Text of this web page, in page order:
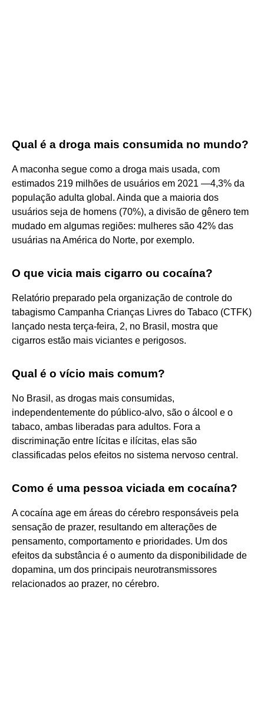
Qual é a droga mais consumida no mundo?
A maconha segue como a droga mais usada, com
estimados 219 milhões de usuários em 2021 —4,3% da
população adulta global. Ainda que a maioria dos
usuários seja de homens (70%), a divisão de gênero tem
mudado em algumas regiões: mulheres são 42% das
usuárias na América do Norte, por exemplo.
O que vicia mais cigarro ou cocaína?
Relatório preparado pela organização de controle do
tabagismo Campanha Crianças Livres do Tabaco (CTFK)
lançado nesta terça-feira, 2, no Brasil, mostra que
cigarros estão mais viciantes e perigosos.
Qual é o vício mais comum?
No Brasil, as drogas mais consumidas,
independentemente do público-alvo, são o álcool e o
tabaco, ambas liberadas para adultos. Fora a
discriminação entre lícitas e ilícitas, elas são
classificadas pelos efeitos no sistema nervoso central.
Como é uma pessoa viciada em cocaína?
A cocaína age em áreas do cérebro responsáveis pela
sensação de prazer, resultando em alterações de
pensamento, comportamento e prioridades. Um dos
efeitos da substância é o aumento da disponibilidade de
dopamina, um dos principais neurotransmissores
relacionados ao prazer, no cérebro.